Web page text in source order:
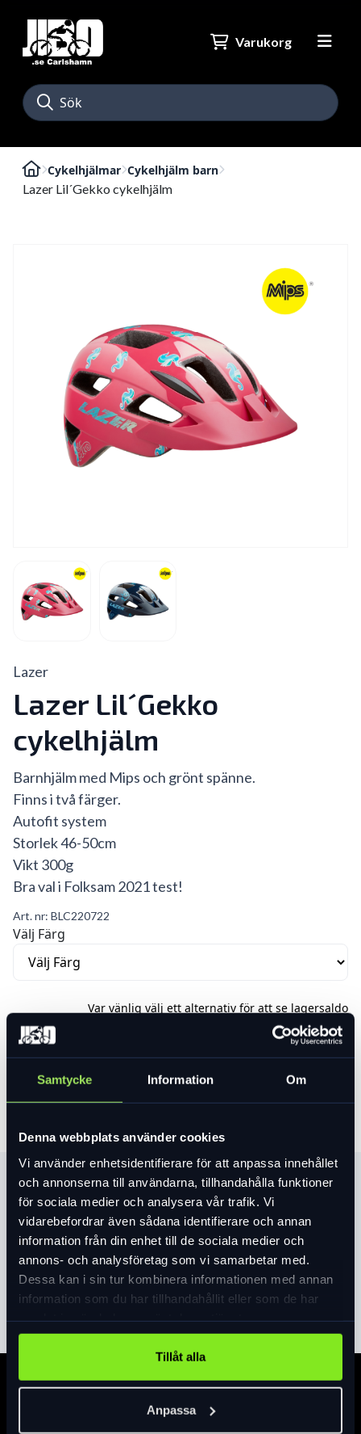
Samtycke Information Om
Denna webbplats använder cookies
Vi använder enhetsidentifierare för att anpassa innehållet
och annonserna till användarna, tillhandahålla funktioner
för sociala medier och analysera vår trafik. Vi
vidarebefordrar även sådana identifierare och annan
information från din enhet till de sociala medier och
annons- och analysföretag som vi samarbetar med.
Dessa kan i sin tur kombinera informationen med annan
information som du har tillhandahållit eller som de har
Tillåt alla
Anpassa
Varukorg
Cykelhjälmar Cykelhjälm barn
Lazer Lil´Gekko cykelhjälm
Lazer
Lazer Lil´Gekko
cykelhjälm
Barnhjälm med Mips och grönt spänne.
Finns i två färger.
Autofit system
Storlek 46-50cm
Vikt 300g
Bra val i Folksam 2021 test!
Art. nr: BLC220722
Välj Färg
Var vänlig välj ett alternativ för att se lagersaldo
499 kr
Lägg i varukorg
Produktinformation
Barnhjälm med Mips och grönt spänne.
Finns i två färger.
Autofit system
Storlek 46-50cm
Vikt 300g
Bra val i Folksam 2021 test!
Läs merexpand_more
Specifikation